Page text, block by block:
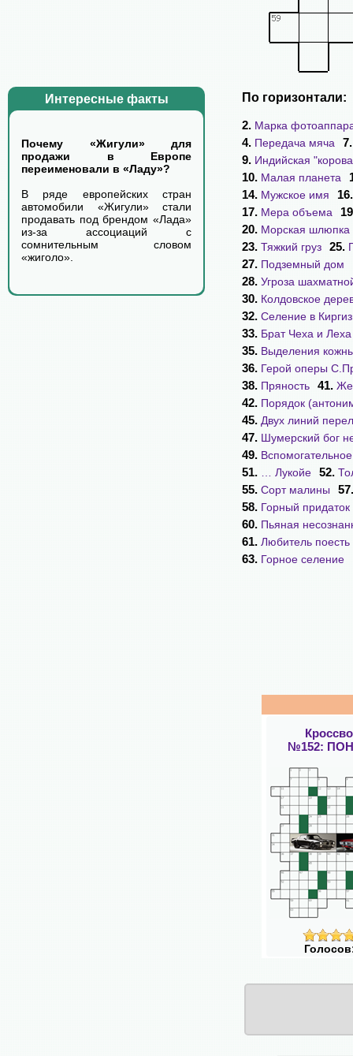
Интересные факты
Почему «Жигули» для
продажи в Европе
переименовали в «Ладу»?
В ряде европейских стран
автомобили «Жигули» стали
продавать под брендом «Лада»
из-за ассоциаций с
сомнительным словом
«жиголо».
По горизонтали:
2. Марка
4. Передача мяча
9. Индийская
10. Малая планета
14. Мужское имя
17. Мера объема
20. Морская шлюпка
23. Тяжкий груз 25.
27. Подземный дом
28. Угроза
30. Колдовское
32. Селение в
33. Брат Чеха и Леха
35. Выделения
36. Герой оперы
38. Пряность 41.
42. Порядок
45. Двух линий
47. Шумерский бог
49.
51. … Лукойе 52.
55. Сорт малины
58. Горный придаток
60. Пьяная
61. Любитель поесть
63. Горное селение
№152: